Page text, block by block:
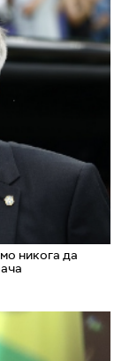
никога да